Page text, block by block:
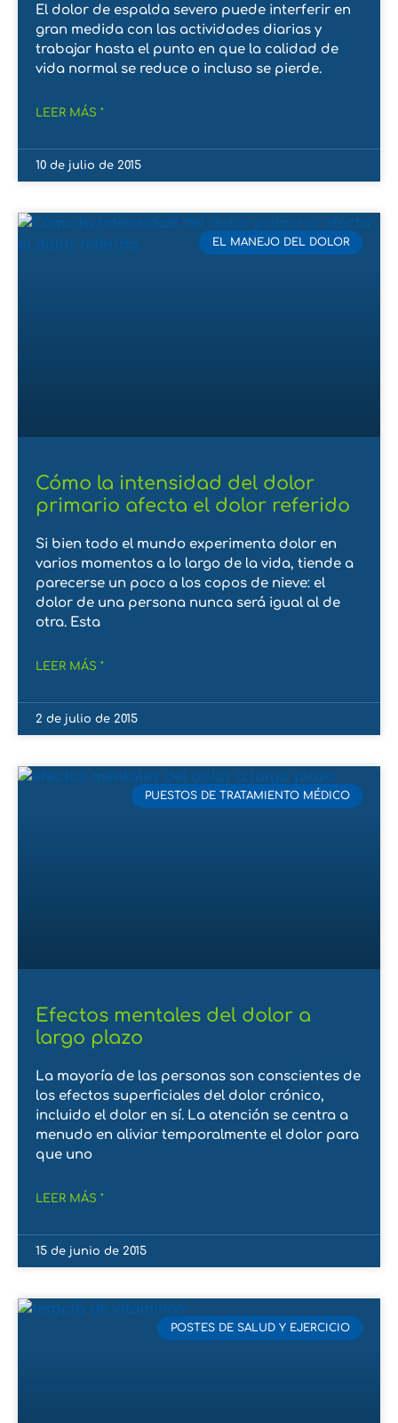
El dolor de espalda severo puede interferir en
gran medida con las actividades diarias y
trabajar hasta el punto en que la calidad de
vida normal se reduce o incluso se pierde.
LEER MÁS "
10 de julio de 2015
EL MANEJO DEL DOLOR
Cómo la intensidad del dolor
primario afecta el dolor referido
Si bien todo el mundo experimenta dolor en
varios momentos a lo largo de la vida, tiende a
parecerse un poco a los copos de nieve: el
dolor de una persona nunca será igual al de
otra. Esta
LEER MÁS "
2 de julio de 2015
PUESTOS DE TRATAMIENTO MÉDICO
Efectos mentales del dolor a
largo plazo
La mayoría de las personas son conscientes de
los efectos superficiales del dolor crónico,
incluido el dolor en sí. La atención se centra a
menudo en aliviar temporalmente el dolor para
que uno
LEER MÁS "
15 de junio de 2015
POSTES DE SALUD Y EJERCICIO